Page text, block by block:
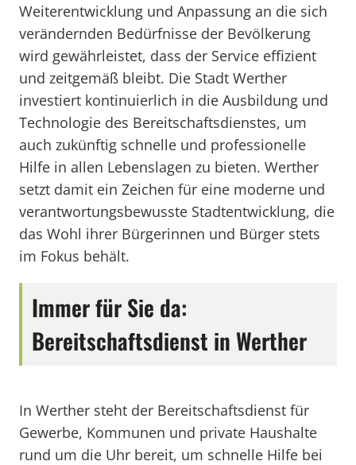
Weiterentwicklung und Anpassung an die sich
verändernden Bedürfnisse der Bevölkerung
wird gewährleistet, dass der Service effizient
und zeitgemäß bleibt. Die Stadt Werther
investiert kontinuierlich in die Ausbildung und
Technologie des Bereitschaftsdienstes, um
auch zukünftig schnelle und professionelle
Hilfe in allen Lebenslagen zu bieten. Werther
setzt damit ein Zeichen für eine moderne und
verantwortungsbewusste Stadtentwicklung, die
das Wohl ihrer Bürgerinnen und Bürger stets
im Fokus behält.
Immer für Sie da:
Bereitschaftsdienst in Werther
In Werther steht der Bereitschaftsdienst für
Gewerbe, Kommunen und private Haushalte
rund um die Uhr bereit, um schnelle Hilfe bei